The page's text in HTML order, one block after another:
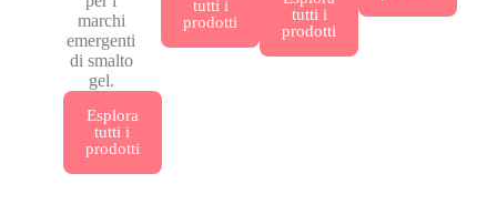
marchi
emergenti
di smalto
gel.
Esplora
tutti i
prodotti
tutti i
prodotti
tutti i
prodotti